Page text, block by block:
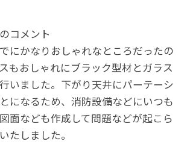
コメント
にかなりおしゃれなところだったの
もおしゃれにブラック型材とガラス
いました。下がり天井にパーテーシ
になるため、消防設備などにいつも
面なども作成して問題などが起こら
たしました。